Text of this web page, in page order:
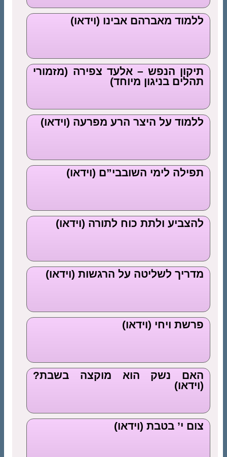
ללמוד מאברהם אבינו (וידאו)
תיקון הנפש – אלעד צפירה (מזמורי
תהלים בניגון מיוחד)
ללמוד על היצר הרע מפרעה (וידאו)
תפילה לימי השובבי”ם (וידאו)
להצביע ולתת כוח לתורה (וידאו)
מדריך לשליטה על הרגשות (וידאו)
פרשת ויחי (וידאו)
האם נשק הוא מוקצה בשבת?
(וידאו)
צום י’ בטבת (וידאו)